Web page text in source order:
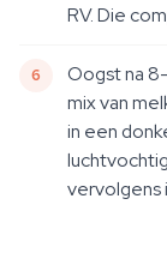
RV. Die
Oogst na
mix van
in een
vervolgens